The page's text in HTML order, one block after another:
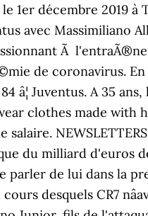
1er décembre 2019
avec Massimiliano
Ã
de coronavirus. En
â¦ Juventus. A 35
clothes made with
du milliard d'euros de
parler de lui dans la
desquels CR7